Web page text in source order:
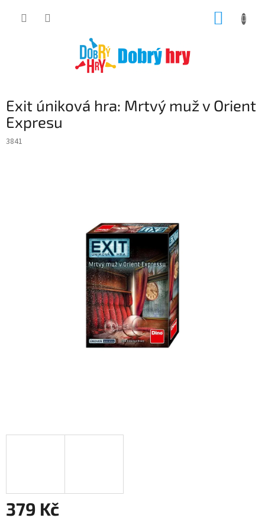
Exit úniková hra: Mrtvý muž v Orient
Expresu
3841
379 Kč